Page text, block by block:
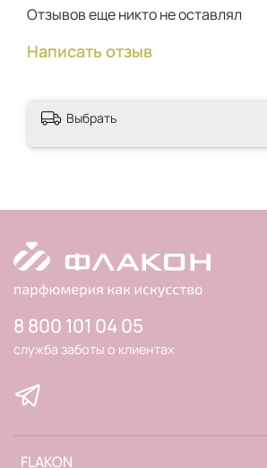
Отзывов еще никто не оставлял
Написать отзыв
Выбрать
FLAKON
8 800 101 04 05
служба заботы о клиентах